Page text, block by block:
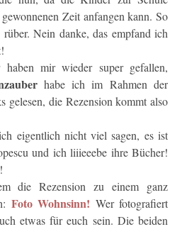
Zeit anfangen kann. So
Nein danke, das empfand ich
mir wieder super gefallen,
habe ich im Rahmen der
gelesen, die Rezension kommt also
eigentlich nicht viel sagen, es ist
und ich liiieeebe ihre Bücher!
die Rezension zu einem ganz
Foto Wohnsinn! Wer fotografiert
etwas für euch sein. Die beiden